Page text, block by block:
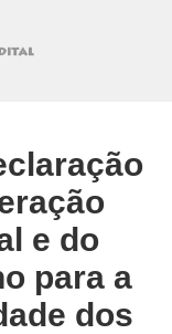
e do
para a
dos